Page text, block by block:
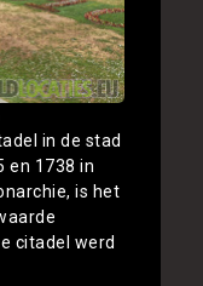
in de stad
en 1738 in
is het
citadel werd